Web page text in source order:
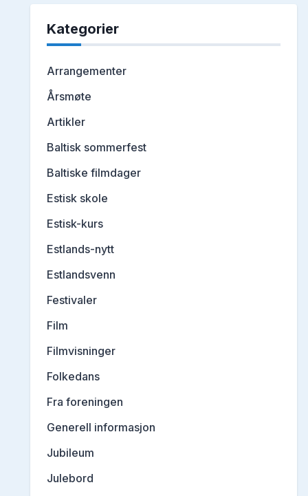
Kategorier
Arrangementer
Årsmøte
Artikler
Baltisk sommerfest
Baltiske filmdager
Estisk skole
Estisk-kurs
Estlands-nytt
Estlandsvenn
Festivaler
Film
Filmvisninger
Folkedans
Fra foreningen
Generell informasjon
Jubileum
Julebord